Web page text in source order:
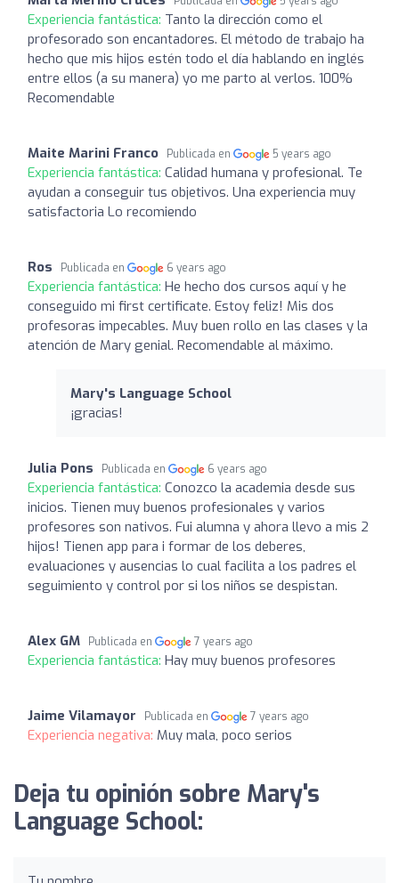
Experiencia fantástica: Tanto la dirección como el
profesorado son encantadores. El método de trabajo ha
hecho que mis hijos estén todo el día hablando en inglés
entre ellos (a su manera) yo me parto al verlos. 100%
Recomendable
Maite Marini Franco Publicada en 5 years ago
Experiencia fantástica: Calidad humana y profesional. Te
ayudan a conseguir tus objetivos. Una experiencia muy
satisfactoria Lo recomiendo
Ros Publicada en 6 years ago
Experiencia fantástica: He hecho dos cursos aquí y he
conseguido mi first certificate. Estoy feliz! Mis dos
profesoras impecables. Muy buen rollo en las clases y la
atención de Mary genial. Recomendable al máximo.
Mary's Language School
¡gracias!
Julia Pons Publicada en 6 years ago
Experiencia fantástica: Conozco la academia desde sus
inicios. Tienen muy buenos profesionales y varios
profesores son nativos. Fui alumna y ahora llevo a mis 2
hijos! Tienen app para i formar de los deberes,
evaluaciones y ausencias lo cual facilita a los padres el
seguimiento y control por si los niños se despistan.
Alex GM Publicada en 7 years ago
Experiencia fantástica: Hay muy buenos profesores
Jaime Vilamayor Publicada en 7 years ago
Experiencia negativa: Muy mala, poco serios
Deja tu opinión sobre Mary's
Language School: